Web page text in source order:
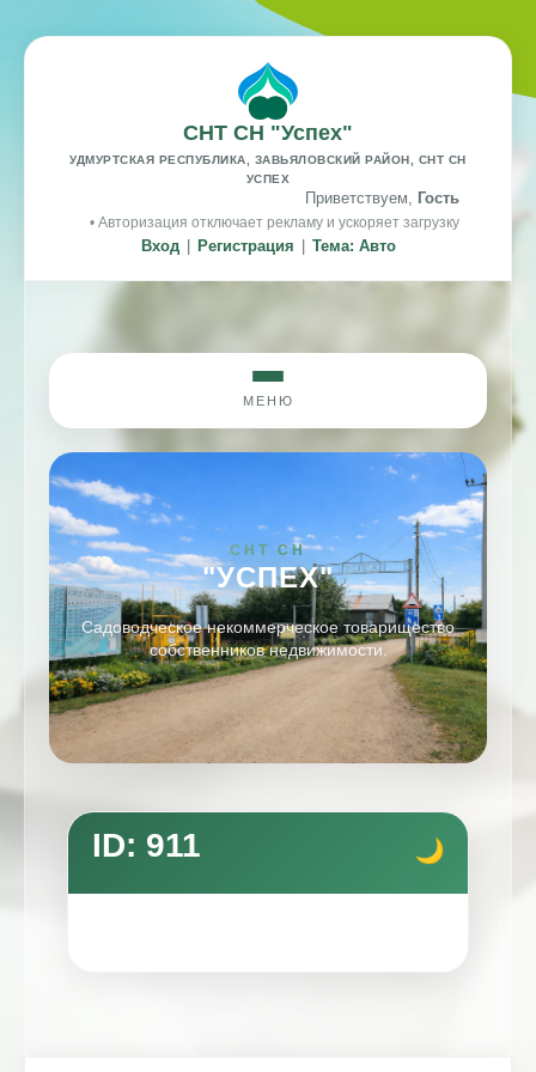
СНТ СН "Успех"
УДМУРТСКАЯ РЕСПУБЛИКА, ЗАВЬЯЛОВСКИЙ РАЙОН, СНТ СН
УСПЕХ
Приветствуем, Гость
• Авторизация отключает рекламу и ускоряет загрузку
Вход Регистрация Тема: Авто
МЕНЮ
СНТ СН
"УСПЕХ"
Садоводческое некоммерческое товарищество
собственников недвижимости.
ID: 911